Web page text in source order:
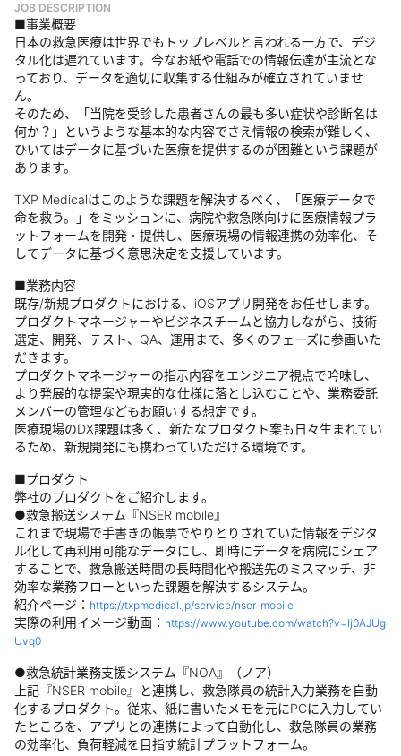
JOB DESCRIPTION
■事業概要
日本の救急医療は世界でもトップレベルと言われる一方で、デジ
タル化は遅れています。今なお紙や電話での情報伝達が主流とな
っており、データを適切に収集する仕組みが確立されていませ
ん。
そのため、「当院を受診した患者さんの最も多い症状や診断名は
何か？」というような基本的な内容でさえ情報の検索が難しく、
ひいてはデータに基づいた医療を提供するのが困難という課題が
あります。
TXP Medicalはこのような課題を解決するべく、「医療データで
命を救う。」をミッションに、病院や救急隊向けに医療情報プラ
ットフォームを開発・提供し、医療現場の情報連携の効率化、そ
してデータに基づく意思決定を支援しています。
■業務内容
既存/新規プロダクトにおける、iOSアプリ開発をお任せします。
プロダクトマネージャーやビジネスチームと協力しながら、技術
選定、開発、テスト、QA、運用まで、多くのフェーズに参画いた
だきます。
プロダクトマネージャーの指示内容をエンジニア視点で吟味し、
より発展的な提案や現実的な仕様に落とし込むことや、業務委託
メンバーの管理などもお願いする想定です。
医療現場のDX課題は多く、新たなプロダクト案も日々生まれてい
るため、新規開発にも携わっていただける環境です。
■プロダクト
弊社のプロダクトをご紹介します。
●救急搬送システム『NSER mobile』
これまで現場で手書きの帳票でやりとりされていた情報をデジタ
ル化して再利用可能なデータにし、即時にデータを病院にシェア
することで、救急搬送時間の長時間化や搬送先のミスマッチ、非
効率な業務フローといった課題を解決するシステム。
紹介ページ： https://txpmedical.jp/service/nser-mobile
実際の利用イメージ動画： https://www.youtube.com/watch?v=Ij0AJUg
Uvq0
●救急統計業務支援システム『NOA』（ノア）
上記『NSER mobile』と連携し、救急隊員の統計入力業務を自動
化するプロダクト。従来、紙に書いたメモを元にPCに入力してい
たところを、アプリとの連携によって自動化し、救急隊員の業務
の効率化、負荷軽減を目指す統計プラットフォーム。